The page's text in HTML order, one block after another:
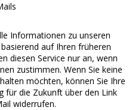
Informationen zu unseren
auf Ihren früheren
diesen Service nur an, wenn
zustimmen. Wenn Sie keine
möchten, können Sie Ihre
für die Zukunft über den Link
widerrufen.